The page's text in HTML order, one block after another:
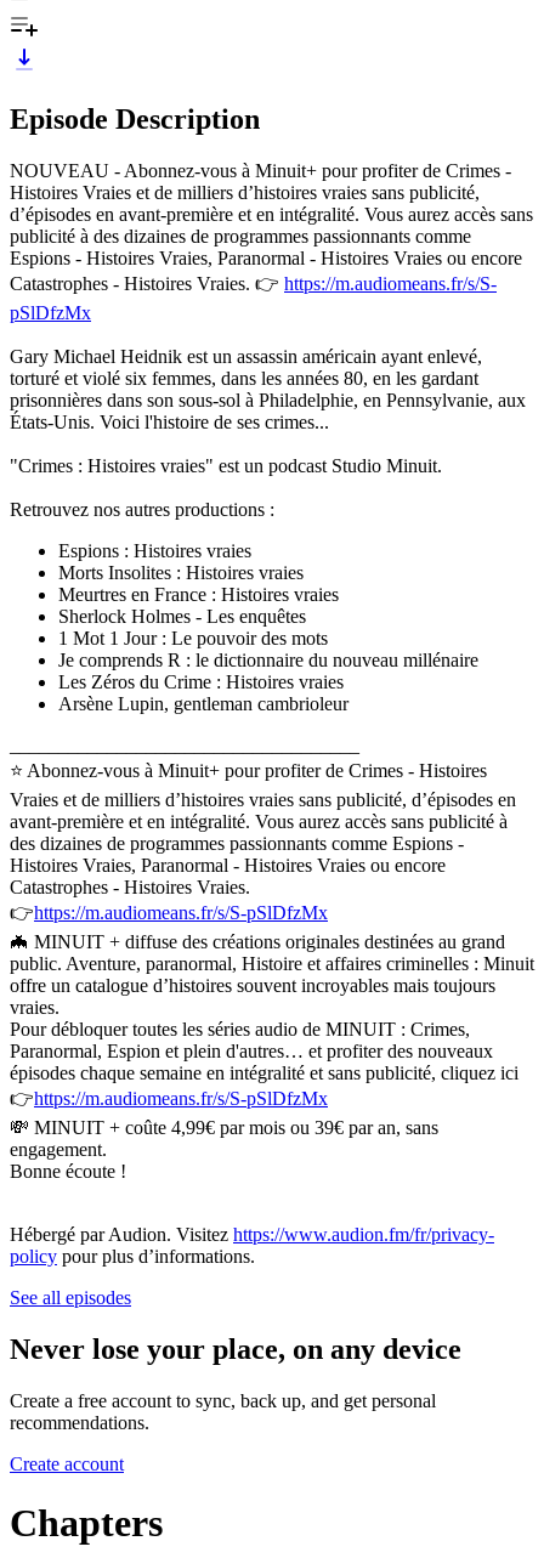
Episode Description
NOUVEAU - Abonnez-vous à Minuit+ pour profiter de Crimes -
Histoires Vraies et de milliers d’histoires vraies sans publicité,
d’épisodes en avant-première et en intégralité. Vous aurez accès sans
publicité à des dizaines de programmes passionnants comme
Espions - Histoires Vraies, Paranormal - Histoires Vraies ou encore
Catastrophes - Histoires Vraies. 👉 https://m.audiomeans.fr/s/S-
pSlDfzMx
Gary Michael Heidnik est un assassin américain ayant enlevé,
torturé et violé six femmes, dans les années 80, en les gardant
prisonnières dans son sous-sol à Philadelphie, en Pennsylvanie, aux
États-Unis. Voici l'histoire de ses crimes...
"Crimes : Histoires vraies" est un podcast Studio Minuit.
Retrouvez nos autres productions :
Espions : Histoires vraies
Morts Insolites : Histoires vraies
Meurtres en France : Histoires vraies
Sherlock Holmes - Les enquêtes
1 Mot 1 Jour : Le pouvoir des mots
Je comprends R : le dictionnaire du nouveau millénaire
Les Zéros du Crime : Histoires vraies
Arsène Lupin, gentleman cambrioleur
⭐️ Abonnez-vous à Minuit+ pour profiter de Crimes - Histoires
Vraies et de milliers d’histoires vraies sans publicité, d’épisodes en
avant-première et en intégralité. Vous aurez accès sans publicité à
des dizaines de programmes passionnants comme Espions -
Histoires Vraies, Paranormal - Histoires Vraies ou encore
Catastrophes - Histoires Vraies.
👉https://m.audiomeans.fr/s/S-pSlDfzMx
🦇 MINUIT + diffuse des créations originales destinées au grand
public. Aventure, paranormal, Histoire et affaires criminelles : Minuit
offre un catalogue d’histoires souvent incroyables mais toujours
vraies.
Pour débloquer toutes les séries audio de MINUIT : Crimes,
Paranormal, Espion et plein d'autres… et profiter des nouveaux
épisodes chaque semaine en intégralité et sans publicité, cliquez ici
👉https://m.audiomeans.fr/s/S-pSlDfzMx
💸 MINUIT + coûte 4,99€ par mois ou 39€ par an, sans
engagement.
Bonne écoute !
Hébergé par Audion. Visitez https://www.audion.fm/fr/privacy-
policy pour plus d’informations.
See all episodes
Never lose your place, on any device
Create a free account to sync, back up, and get personal
recommendations.
Create account
Chapters